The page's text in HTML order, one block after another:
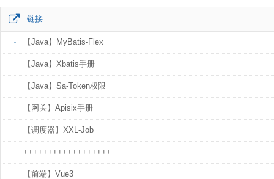
链接
【Java】MyBatis-Flex
【Java】Xbatis手册
【Java】Sa-Token权限
【网关】Apisix手册
【调度器】XXL-Job
++++++++++++++++++
【前端】Vue3